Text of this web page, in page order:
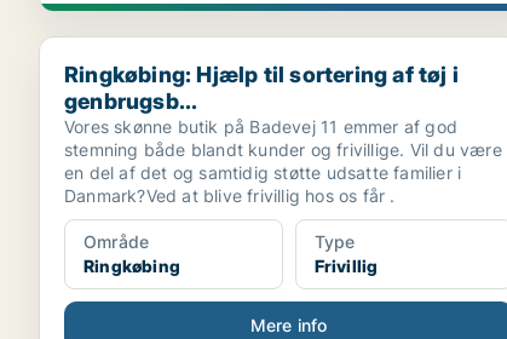
Ringkøbing: Hjælp til sortering af tøj i genbrugsb...
Ringkøbing: Hjælp til sortering af tøj i
genbrugsb...
Vores skønne butik på Badevej 11 emmer af god
stemning både blandt kunder og frivillige. Vil du være
en del af det og samtidig støtte udsatte familier i
Danmark?Ved at blive frivillig hos os får .
Område
Ringkøbing
Type
Frivillig
Mere info